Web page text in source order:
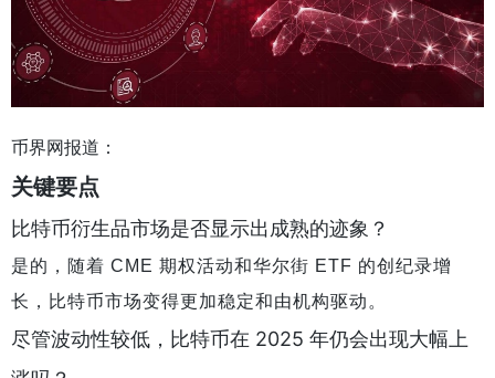
币界网报道：
关键要点
比特币衍生品市场是否显示出成熟的迹象？
是的，随着 CME 期权活动和华尔街 ETF 的创纪录增
长，比特币市场变得更加稳定和由机构驱动。
尽管波动性较低，比特币在 2025 年仍会出现大幅上